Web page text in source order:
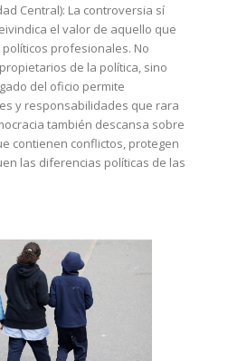
Central): La controversia sí
el valor de aquello que
profesionales. No
de la política, sino
del oficio permite
y responsabilidades que rara
también descansa sobre
contienen conflictos, protegen
las diferencias políticas de las